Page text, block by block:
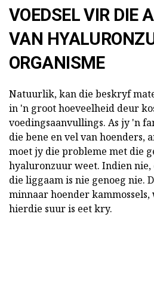
VOEDSEL VIR DIE
VAN
ORGANISME
Natuurlik, kan die beskryf
in 'n groot hoeveelheid deur
voedingsaanvullings. As jy 'n
die bene en vel van hoenders,
moet jy die probleme met die
hyaluronzuur weet. Indien
die liggaam is nie genoeg nie.
minnaar hoender
hierdie suur is eet kry.